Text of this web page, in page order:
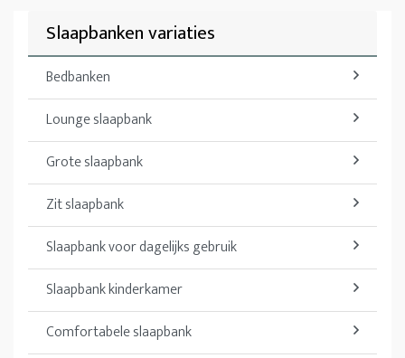
Slaapbanken variaties
Bedbanken
Lounge slaapbank
Grote slaapbank
Zit slaapbank
Slaapbank voor dagelijks gebruik
Slaapbank kinderkamer
Comfortabele slaapbank